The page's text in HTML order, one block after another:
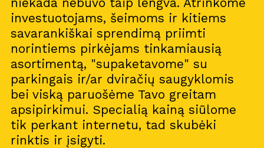
investuotojams, šeimoms ir kitiems
savarankiškai sprendimą priimti
norintiems pirkėjams tinkamiausią
asortimentą, "supaketavome" su
parkingais ir/ar dviračių saugyklomis
bei viską paruošėme Tavo greitam
apsipirkimui. Specialią kainą siūlome
tik perkant internetu, tad skubėki
rinktis ir įsigyti.